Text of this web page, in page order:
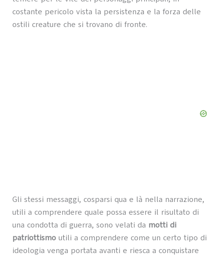
costante pericolo vista la persistenza e la forza delle
ostili creature che si trovano di fronte.
Gli stessi messaggi, cosparsi qua e là nella narrazione,
utili a comprendere quale possa essere il risultato di
una condotta di guerra, sono velati da motti di
patriottismoutili a comprendere come un certo tipo di
ideologia venga portata avanti e riesca a conquistare